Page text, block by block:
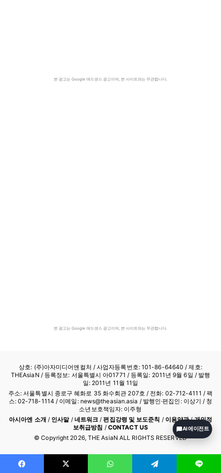
본 광고는 Google 애드센스 광고이며, 본 사이트와는 무관합니다.
본 광고는 Google 애드센스 광고이며, 본 사이트와는 무관합니다.
상호: (주)아자미디어앤컬처 /사업자등록번호: 101-86-64640 / 제호:
THEAsiaN / 등록정보: 서울특별시 아01771 / 등록일: 2011년 9월 6일 / 발행
일: 2011년 11월 11일
주소: 서울특별시 종로구 혜화로 35 화수회관 207호 / 전화: 02-712-4111 / 팩
스: 02-718-1114 / 이메일: news@theasian.asia / 발행인·편집인: 이상기 / 청
소년보호책임자: 이주형
아시아엔 소개 / 인사말/ 네트워크 /편집강령 및 보도준칙 / 이용약관/개인정
보취급방침 / CONTACT US
© Copyright 2026, THE AsiaN ALL RIGHTS RESERVED
AI 에이전트